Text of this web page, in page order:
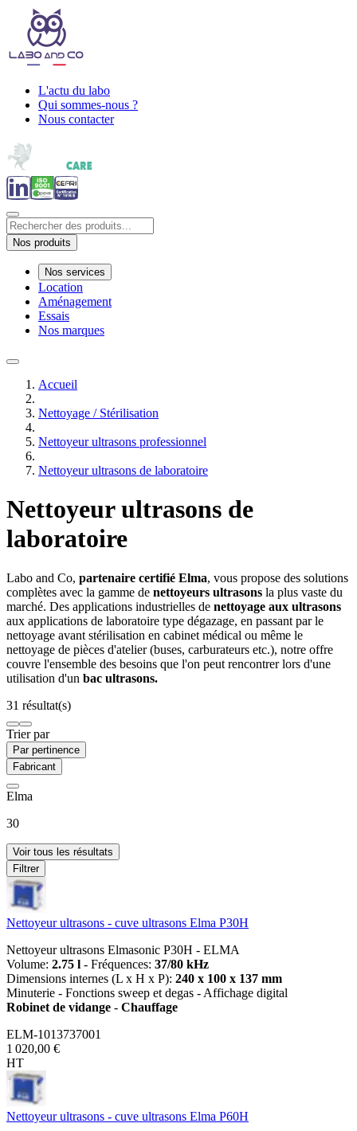
L'actu du labo
Qui sommes-nous ?
Nous contacter
Nos produits
Nos services
Location
Aménagement
Essais
Nos marques
Accueil
Nettoyage / Stérilisation
Nettoyeur ultrasons professionnel
Nettoyeur ultrasons de laboratoire
Nettoyeur ultrasons de
laboratoire
Labo and Co, partenaire certifié Elma, vous propose des solutions
complètes avec la gamme de nettoyeurs ultrasons la plus vaste du
marché. Des applications industrielles de nettoyage aux ultrasons
aux applications de laboratoire type dégazage, en passant par le
nettoyage avant stérilisation en cabinet médical ou même le
nettoyage de pièces d'atelier (buses, carburateurs etc.), notre offre
couvre l'ensemble des besoins que l'on peut rencontrer lors d'une
utilisation d'un bac ultrasons.
31 résultat(s)
Trier par
Par pertinence
Fabricant
Elma
30
Voir tous les résultats
Filtrer
Nettoyeur ultrasons - cuve ultrasons Elma P30H
Nettoyeur ultrasons Elmasonic P30H - ELMA
Volume: 2.75 l - Fréquences: 37/80 kHz
Dimensions internes (L x H x P): 240 x 100 x 137 mm
Minuterie - Fonctions sweep et degas - Affichage digital
Robinet de vidange - Chauffage
ELM-1013737001
1 020,00 €
HT
Nettoyeur ultrasons - cuve ultrasons Elma P60H